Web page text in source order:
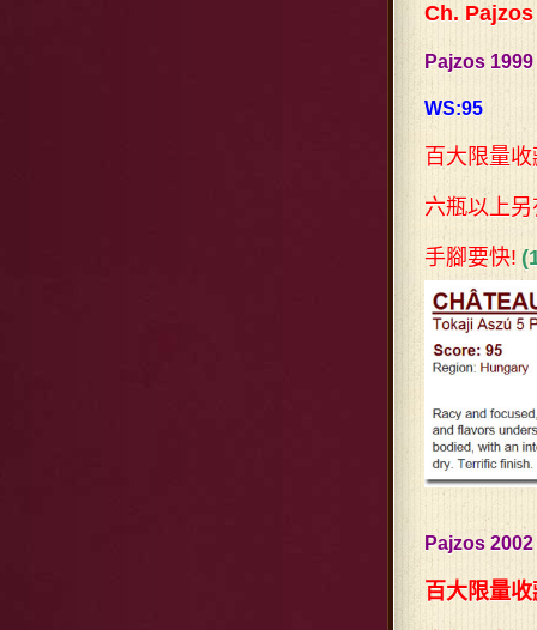
Ch.
Pajzos
WS:95
百大限量
六瓶以上
手腳要快!
Pajzos
百大限量